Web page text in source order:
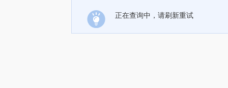
正在查询中，请刷新重试